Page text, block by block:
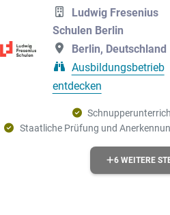
Ludwig Fresenius
Schulen Berlin
Berlin, Deutschland
Ausbildungsbetrieb
entdecken
Staatliche Prüfung und
6 WEITERE